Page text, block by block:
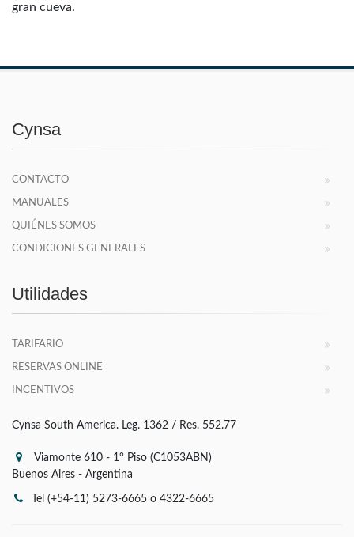
gran cueva.
Cynsa
CONTACTO
MANUALES
QUIÉNES SOMOS
CONDICIONES GENERALES
Utilidades
TARIFARIO
RESERVAS ONLINE
INCENTIVOS
Cynsa South America. Leg. 1362 / Res. 552.77
Viamonte 610 - 1° Piso (C1053ABN)
Buenos Aires - Argentina
Tel (+54-11) 5273-6665 o 4322-6665